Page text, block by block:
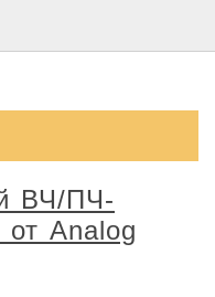
ВЧ/ПЧ-
от Analog